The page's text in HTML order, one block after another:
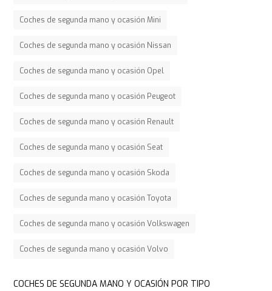
Coches de segunda mano y ocasión Mini
Coches de segunda mano y ocasión Nissan
Coches de segunda mano y ocasión Opel
Coches de segunda mano y ocasión Peugeot
Coches de segunda mano y ocasión Renault
Coches de segunda mano y ocasión Seat
Coches de segunda mano y ocasión Skoda
Coches de segunda mano y ocasión Toyota
Coches de segunda mano y ocasión Volkswagen
Coches de segunda mano y ocasión Volvo
COCHES DE SEGUNDA MANO Y OCASIÓN POR TIPO